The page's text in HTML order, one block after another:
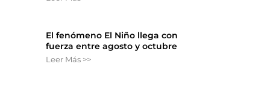
El fenómeno El Niño llega con
fuerza entre agosto y octubre
Leer Más >>